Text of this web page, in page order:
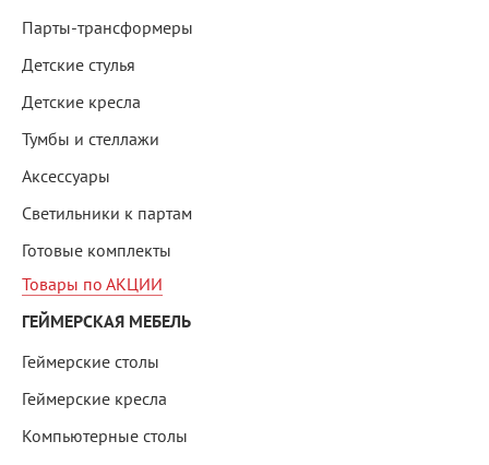
Парты-трансформеры
Детские стулья
Детские кресла
Тумбы и стеллажи
Аксессуары
Светильники к партам
Готовые комплекты
Товары по АКЦИИ
ГЕЙМЕРСКАЯ МЕБЕЛЬ
Геймерские столы
Геймерские кресла
Компьютерные столы